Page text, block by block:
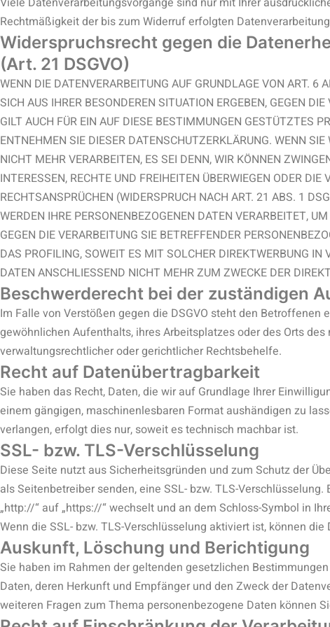
Rechtmäßigkeit der bis zum Widerruf erfolgten
Widerspruchsrecht gegen die
(Art. 21 DSGVO)
WENN DIE DATENVERARBEITUNG AUF GRUNDLAGE VON ART. 6
SICH AUS IHRER BESONDEREN SITUATION ERGEBEN, GEGEN
GILT AUCH FÜR EIN AUF DIESE BESTIMMUNGEN GESTÜTZTES
ENTNEHMEN SIE DIESER DATENSCHUTZERKLÄRUNG. WENN
NICHT MEHR VERARBEITEN, ES SEI DENN, WIR KÖNNEN
INTERESSEN, RECHTE UND FREIHEITEN ÜBERWIEGEN ODER
RECHTSANSPRÜCHEN (WIDERSPRUCH NACH ART. 21 ABS. 1
WERDEN IHRE PERSONENBEZOGENEN DATEN VERARBEITET,
GEGEN DIE VERARBEITUNG SIE BETREFFENDER
DAS PROFILING, SOWEIT ES MIT SOLCHER DIREKTWERBUNG
DATEN ANSCHLIESSEND NICHT MEHR ZUM ZWECKE DER
Beschwerde­recht bei der zuständigen
Im Falle von Verstößen gegen die DSGVO steht den
gewöhnlichen Aufenthalts, ihres Arbeitsplatzes oder des Orts
verwaltungsrechtlicher oder gerichtlicher Rechtsbehelfe.
Recht auf Daten­übertrag­barkeit
Sie haben das Recht, Daten, die wir auf Grundlage Ihrer
einem gängigen, maschinenlesbaren Format aushändigen zu
verlangen, erfolgt dies nur, soweit es technisch machbar ist.
SSL- bzw. TLS-Verschlüsselung
Diese Seite nutzt aus Sicherheitsgründen und zum Schutz der
als Seitenbetreiber senden, eine SSL- bzw. TLS-
„http://“ auf „https://“ wechselt und an dem Schloss-Symbol in
Wenn die SSL- bzw. TLS-Verschlüsselung aktiviert ist, können
Auskunft, Löschung und Berichtigung
Sie haben im Rahmen der geltenden gesetzlichen
Daten, deren Herkunft und Empfänger und den Zweck der
weiteren Fragen zum Thema personenbezogene Daten können